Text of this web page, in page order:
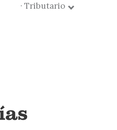
· Tributario